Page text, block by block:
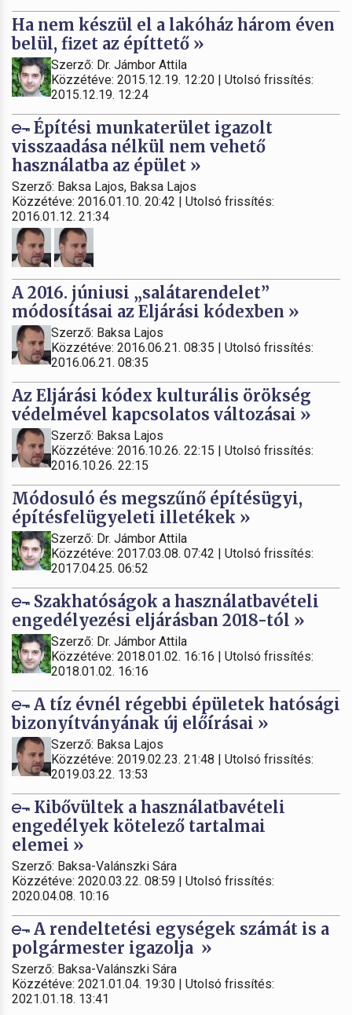
Ha nem készül el a lakóház három éven
belül, fizet az építtető »
Szerző: Dr. Jámbor Attila
Közzétéve: 2015.12.19. 12:20 | Utolsó frissítés:
2015.12.19. 12:24
Építési munkaterület igazolt
visszaadása nélkül nem vehető
használatba az épület »
Szerző: Baksa Lajos, Baksa Lajos
Közzétéve: 2016.01.10. 20:42 | Utolsó frissítés:
2016.01.12. 21:34
A 2016. júniusi „salátarendelet”
módosításai az Eljárási kódexben »
Szerző: Baksa Lajos
Közzétéve: 2016.06.21. 08:35 | Utolsó frissítés:
2016.06.21. 08:35
Az Eljárási kódex kulturális örökség
védelmével kapcsolatos változásai »
Szerző: Baksa Lajos
Közzétéve: 2016.10.26. 22:15 | Utolsó frissítés:
2016.10.26. 22:15
Módosuló és megszűnő építésügyi,
építésfelügyeleti illetékek »
Szerző: Dr. Jámbor Attila
Közzétéve: 2017.03.08. 07:42 | Utolsó frissítés:
2017.04.25. 06:52
Szakhatóságok a használatbavételi
engedélyezési eljárásban 2018-tól »
Szerző: Dr. Jámbor Attila
Közzétéve: 2018.01.02. 16:16 | Utolsó frissítés:
2018.01.02. 16:16
A tíz évnél régebbi épületek hatósági
bizonyítványának új előírásai »
Szerző: Baksa Lajos
Közzétéve: 2019.02.23. 21:48 | Utolsó frissítés:
2019.03.22. 13:53
Kibővültek a használatbavételi
engedélyek kötelező tartalmai
elemei »
Szerző: Baksa-Valánszki Sára
Közzétéve: 2020.03.22. 08:59 | Utolsó frissítés:
2020.04.08. 10:16
A rendeltetési egységek számát is a
polgármester igazolja »
Szerző: Baksa-Valánszki Sára
Közzétéve: 2021.01.04. 19:30 | Utolsó frissítés:
2021.01.18. 13:41